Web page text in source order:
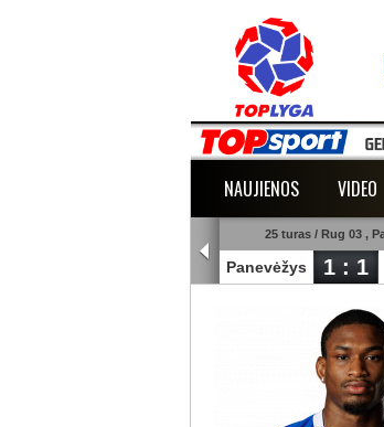
NAUJIENOS VIDEO
25 turas / Rug 03 ,
Panevėžys 1 : 1